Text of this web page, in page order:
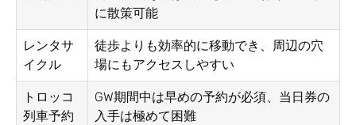
に散策可能
レンタサ
イクル
徒歩よりも効率的に移動でき、周辺の穴
場にもアクセスしやすい
トロッコ
列車予約
GW期間中は早めの予約が必須、当日券の
入手は極めて困難